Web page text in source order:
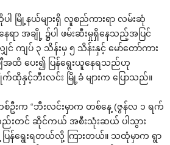
မြို့နယ်များရှိ လူစည်ကားရာ လမ်းဆုံ
ေရာ အချို့ ၌ပါ ဖမ်းဆီးမှုရှိနေသည့်အပြင်
ကျပ် ၃ သိန်းမှ ၅ သိန်းနှင့် မော်တော်ကား
အထိ ပေး၍ ပြန်ရွေးယူနေရသည်ဟု
င့်ဘီးလင်း မြို့ခံ များက ပြောသည်။
စ်ဦးက “ဘီးလင်းမှာက တစ်နေ့ (ဇွန်လ ၁ ရက်
ည်းတင် ဆိုင်ကယ် အစီးသုံးဆယ် ပါသွား
ြန်ရွေးရတယ်လို့ ကြားတယ်။ သထုံမှာက ရွာ